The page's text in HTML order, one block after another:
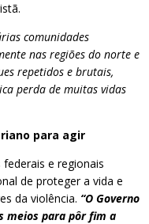
comunidades
nas regiões do norte e
repetidos e brutais,
perda de muitas vidas
para agir
e regionais
de proteger a vida e
da violência. “O Governo
meios para pôr fim a